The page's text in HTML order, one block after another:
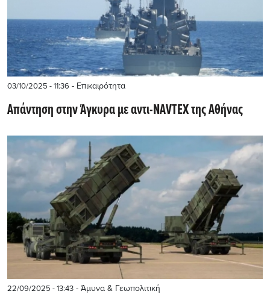
03/10/2025 - 11:36 - Επικαιρότητα
Απάντηση στην Άγκυρα με αντι-NAVTEX της Αθήνας
22/09/2025 - 13:43 - Άμυνα & Γεωπολιτική